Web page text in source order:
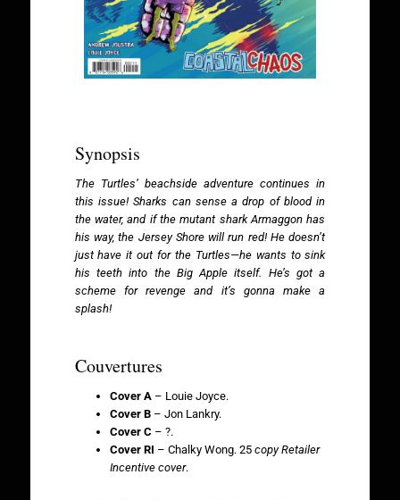
Synopsis
The Turtles’ beachside adventure continues in
this issue! Sharks can sense a drop of blood in
the water, and if the mutant shark Armaggon has
his way, the Jersey Shore will run red! He doesn’t
just have it out for the Turtles—he wants to sink
his teeth into the Big Apple itself. He’s got a
scheme for revenge and it’s gonna make a
splash!
Couvertures
Cover A– Louie Joyce.
Cover B– Jon Lankry.
Cover C – ?.
Cover RI – Chalky Wong. 25copy Retailer
Incentive cover.